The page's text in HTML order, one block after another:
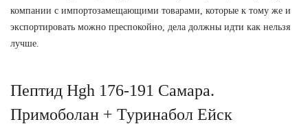
компании с импортозамещающими товарами, которые к тому же и
экспортировать можно преспокойно, дела должны идти как нельзя
лучше.
Пептид Hgh 176-191 Самара.
Примоболан + Туринабол Ейск